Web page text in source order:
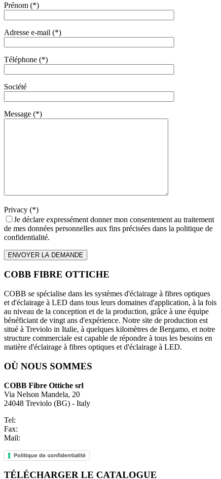
Prénom (*)
Adresse e-mail (*)
Téléphone (*)
Société
Message (*)
Privacy (*)
Je déclare expressément donner mon consentement au traitement
de mes données personnelles aux fins précisées dans la politique de
confidentialité.
COBB FIBRE OTTICHE
COBB se spécialise dans les systèmes d'éclairage à fibres optiques
et d'éclairage à LED dans tous leurs domaines d'application, à la fois
au niveau de la conception et de la production, grâce à une équipe
bénéficiant de vingt ans d'expérience. Notre site de production est
situé à Treviolo in Italie, à quelques kilomètres de Bergamo, et notre
structure commerciale est capable de répondre à tous les besoins en
matière d'éclairage à fibres optiques et d'éclairage à LED.
OÙ NOUS SOMMES
COBB Fibre Ottiche srl
Via Nelson Mandela, 20
24048 Treviolo (BG) - Italy
Tel:
Fax:
Mail:
Politique de confidentialité
TÉLÉCHARGER LE CATALOGUE